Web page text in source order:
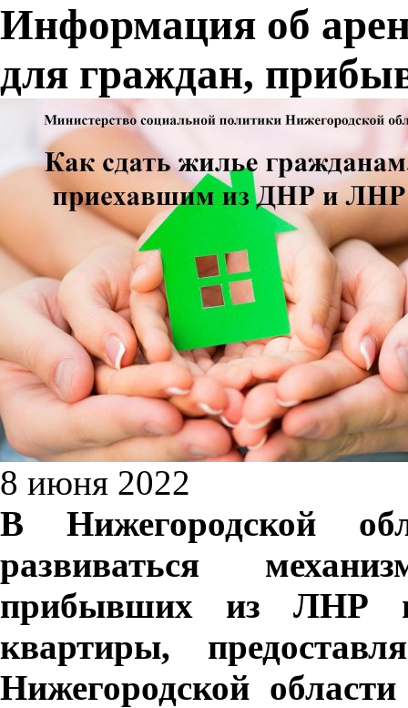
Информация об
для граждан,
8 июня 2022
В Нижегородской
развиваться
прибывших из ЛНР
квартиры,
Нижегородской